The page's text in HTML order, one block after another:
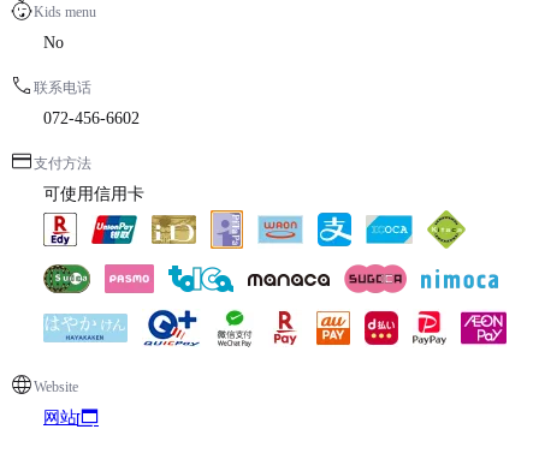
Kids menu
No
联系电话
072-456-6602
支付方法
可使用信用卡
Website
网站